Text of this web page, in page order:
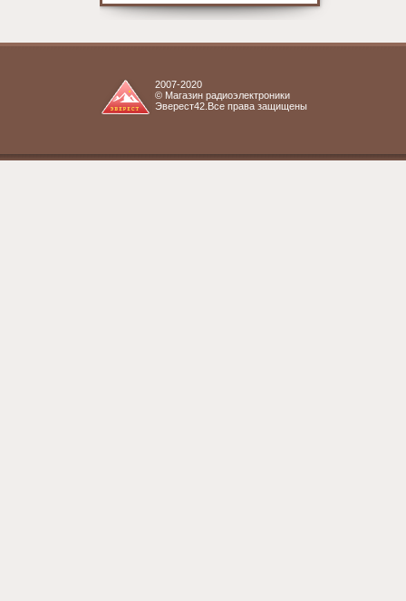
2007-2020
© Магазин радиоэлектроники
Эверест42.Все права защищены